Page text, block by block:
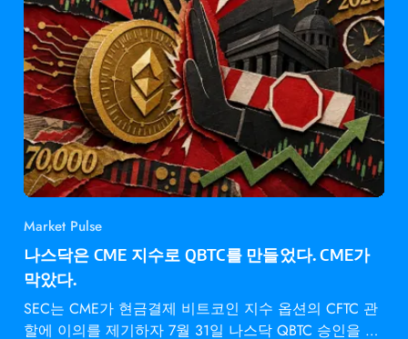
Market Pulse
나스닥은 CME 지수로 QBTC를 만들었다. CME가
막았다.
SEC는 CME가 현금결제 비트코인 지수 옵션의 CFTC 관
할에 이의를 제기하자 7월 31일 나스닥 QBTC 승인을 동